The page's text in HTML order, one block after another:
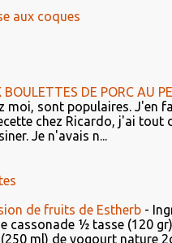
aux coques
BOULETTES DE PORC AU
moi, sont populaires. J'en
chez Ricardo, j'ai tout
Je n'avais n...
de fruits de Estherb -
cassonade ½ tasse (120
ml) de yogourt nature